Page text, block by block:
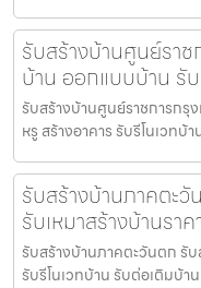
รับสร้างบ้านศูนย์รา
บ้าน ออกแบบบ้าน รั
รับสร้างบ้านศูนย์ราชการกรุ
หรู สร้างอาคาร รับรีโนเวท
รับสร้างบ้านภาคตะ
รับเหมาสร้างบ้านรา
รับสร้างบ้านภาคตะวันตก รับ
รับรีโนเวทบ้าน รับต่อเติมบ้